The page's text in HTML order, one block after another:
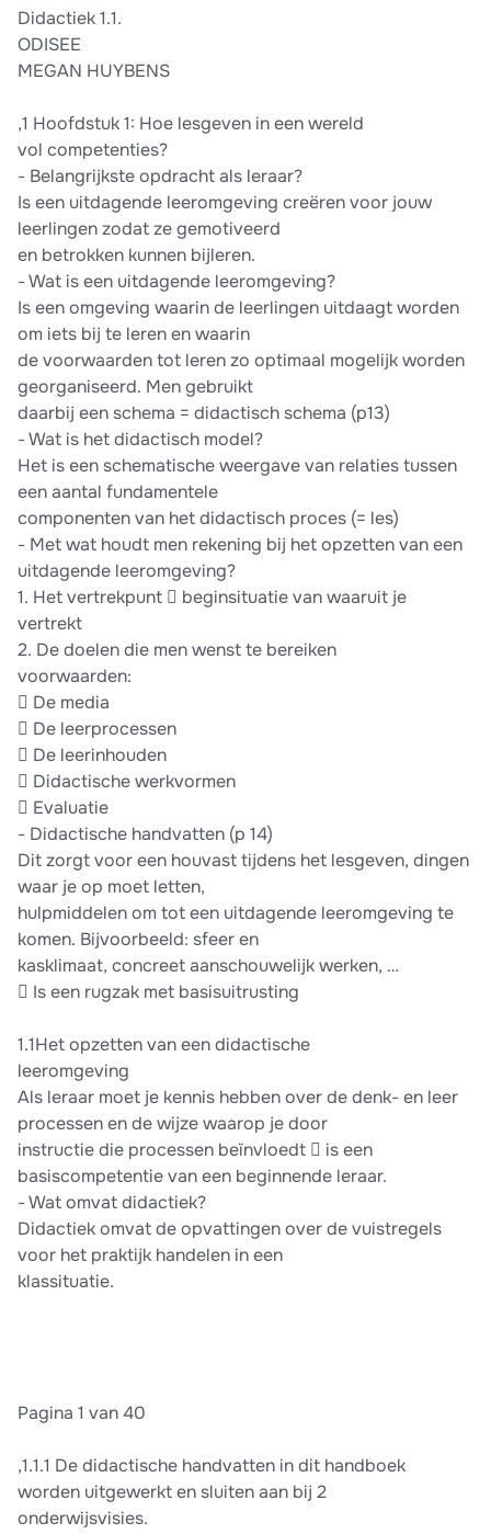
Didactiek 1.1.
ODISEE
MEGAN HUYBENS
,1 Hoofdstuk 1: Hoe lesgeven in een wereld
vol competenties?
- Belangrijkste opdracht als leraar?
Is een uitdagende leeromgeving creëren voor jouw
leerlingen zodat ze gemotiveerd
en betrokken kunnen bijleren.
- Wat is een uitdagende leeromgeving?
Is een omgeving waarin de leerlingen uitdaagt worden
om iets bij te leren en waarin
de voorwaarden tot leren zo optimaal mogelijk worden
georganiseerd. Men gebruikt
daarbij een schema = didactisch schema (p13)
- Wat is het didactisch model?
Het is een schematische weergave van relaties tussen
een aantal fundamentele
componenten van het didactisch proces (= les)
- Met wat houdt men rekening bij het opzetten van een
uitdagende leeromgeving?
1. Het vertrekpunt  beginsituatie van waaruit je
vertrekt
2. De doelen die men wenst te bereiken
voorwaarden:
 De media
 De leerprocessen
 De leerinhouden
 Didactische werkvormen
 Evaluatie
- Didactische handvatten (p 14)
Dit zorgt voor een houvast tijdens het lesgeven, dingen
waar je op moet letten,
hulpmiddelen om tot een uitdagende leeromgeving te
komen. Bijvoorbeeld: sfeer en
kasklimaat, concreet aanschouwelijk werken, …
 Is een rugzak met basisuitrusting
1.1Het opzetten van een didactische
leeromgeving
Als leraar moet je kennis hebben over de denk- en leer
processen en de wijze waarop je door
instructie die processen beïnvloedt  is een
basiscompetentie van een beginnende leraar.
- Wat omvat didactiek?
Didactiek omvat de opvattingen over de vuistregels
voor het praktijk handelen in een
klassituatie.
Pagina 1 van 40
,1.1.1 De didactische handvatten in dit handboek
worden uitgewerkt en sluiten aan bij 2
onderwijsvisies.